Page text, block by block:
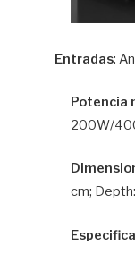
Entradas:
Potencia
200W/
cm;